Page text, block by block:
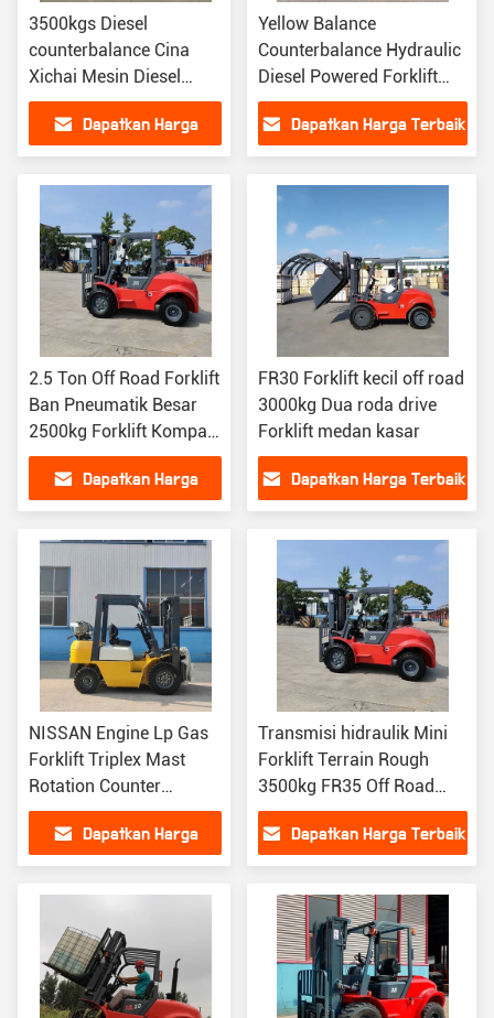
3500kgs Diesel
counterbalance Cina
Xichai Mesin Diesel
Forklift Digunakan di
GudangDapatkan Harga
Yellow Balance
Counterbalance Hydraulic
Diesel Powered Forklift
3.5T Dengan Pemanas
Dapatkan Harga Terbaik
2.5 Ton Off Road Forklift
Ban Pneumatik Besar
2500kg Forklift Kompak
Berada di Tanah
BerlubangDapatkan Harga
FR30 Forklift kecil off road
3000kg Dua roda drive
Forklift medan kasar
Dapatkan Harga Terbaik
NISSAN Engine Lp Gas
Forklift Triplex Mast
Rotation Counter
Balance Fork Truck
Dapatkan Harga
Transmisi hidraulik Mini
Forklift Terrain Rough
3500kg FR35 Off Road
Forklift
Dapatkan Harga Terbaik